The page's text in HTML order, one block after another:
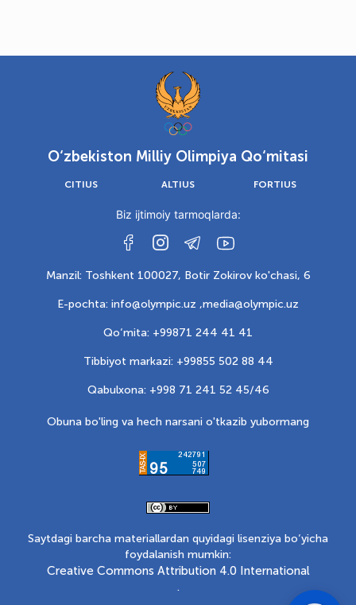
O‘zbekiston Milliy Olimpiya Qo‘mitasi
CITIUS ALTIUS FORTIUS
Biz ijtimoiy tarmoqlarda:
Manzil: Toshkent 100027, Botir Zokirov ko'chasi, 6
E-pochta: info@olympic.uz ,media@olympic.uz
Qo‘mita: +99871 244 41 41
Tibbiyot markazi: +99855 502 88 44
Qabulxona: +998 71 241 52 45/46
Obuna bo'ling va hech narsani o'tkazib yubormang
Saytdagi barcha materiallardan quyidagi lisenziya bo‘yicha
foydalanish mumkin:
Creative Commons Attribution 4.0 International
.